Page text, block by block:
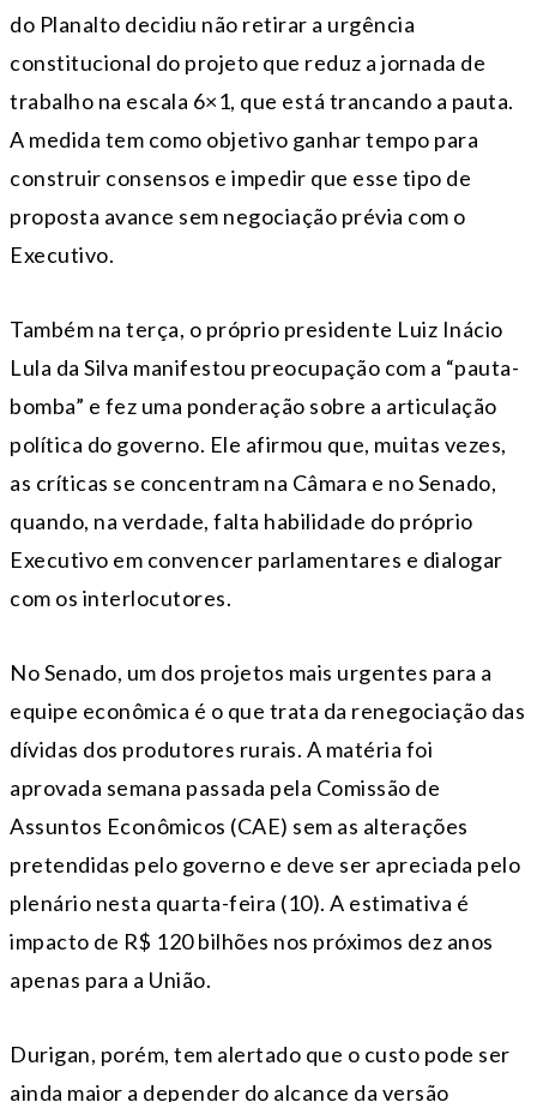
do Planalto decidiu não retirar a urgência
constitucional do projeto que reduz a jornada de
trabalho na escala 6×1, que está trancando a pauta.
A medida tem como objetivo ganhar tempo para
construir consensos e impedir que esse tipo de
proposta avance sem negociação prévia com o
Executivo.
Também na terça, o próprio presidente Luiz Inácio
Lula da Silva manifestou preocupação com a “pauta-
bomba” e fez uma ponderação sobre a articulação
política do governo. Ele afirmou que, muitas vezes,
as críticas se concentram na Câmara e no Senado,
quando, na verdade, falta habilidade do próprio
Executivo em convencer parlamentares e dialogar
com os interlocutores.
No Senado, um dos projetos mais urgentes para a
equipe econômica é o que trata da renegociação das
dívidas dos produtores rurais. A matéria foi
aprovada semana passada pela Comissão de
Assuntos Econômicos (CAE) sem as alterações
pretendidas pelo governo e deve ser apreciada pelo
plenário nesta quarta-feira (10). A estimativa é
impacto de R$ 120 bilhões nos próximos dez anos
apenas para a União.
Durigan, porém, tem alertado que o custo pode ser
ainda maior a depender do alcance da versão